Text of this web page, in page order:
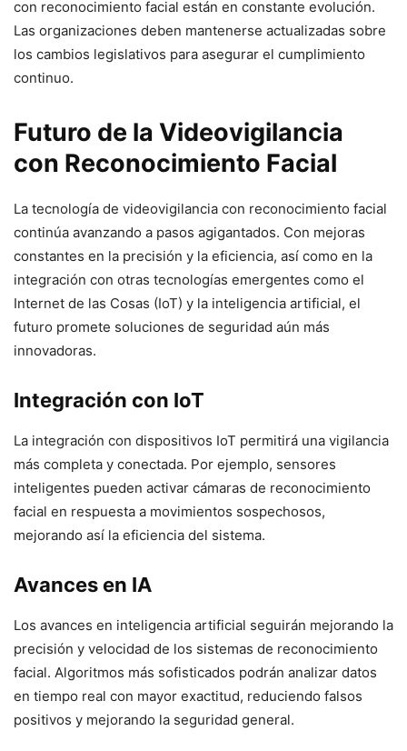
con reconocimiento facial están en constante evolución.
Las organizaciones deben mantenerse actualizadas sobre
los cambios legislativos para asegurar el cumplimiento
continuo.
Futuro de la Videovigilancia
con Reconocimiento Facial
La tecnología de videovigilancia con reconocimiento facial
continúa avanzando a pasos agigantados. Con mejoras
constantes en la precisión y la eficiencia, así como en la
integración con otras tecnologías emergentes como el
Internet de las Cosas (IoT) y la inteligencia artificial, el
futuro promete soluciones de seguridad aún más
innovadoras.
Integración con IoT
La integración con dispositivos IoT permitirá una vigilancia
más completa y conectada. Por ejemplo, sensores
inteligentes pueden activar cámaras de reconocimiento
facial en respuesta a movimientos sospechosos,
mejorando así la eficiencia del sistema.
Avances en IA
Los avances en inteligencia artificial seguirán mejorando la
precisión y velocidad de los sistemas de reconocimiento
facial. Algoritmos más sofisticados podrán analizar datos
en tiempo real con mayor exactitud, reduciendo falsos
positivos y mejorando la seguridad general.